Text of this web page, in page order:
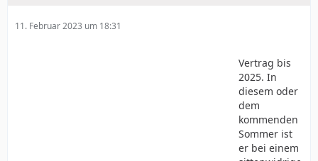
11. Februar 2023 um 18:31
Vertrag bis
2025. In
diesem oder
dem
kommenden
Sommer ist
er bei einem